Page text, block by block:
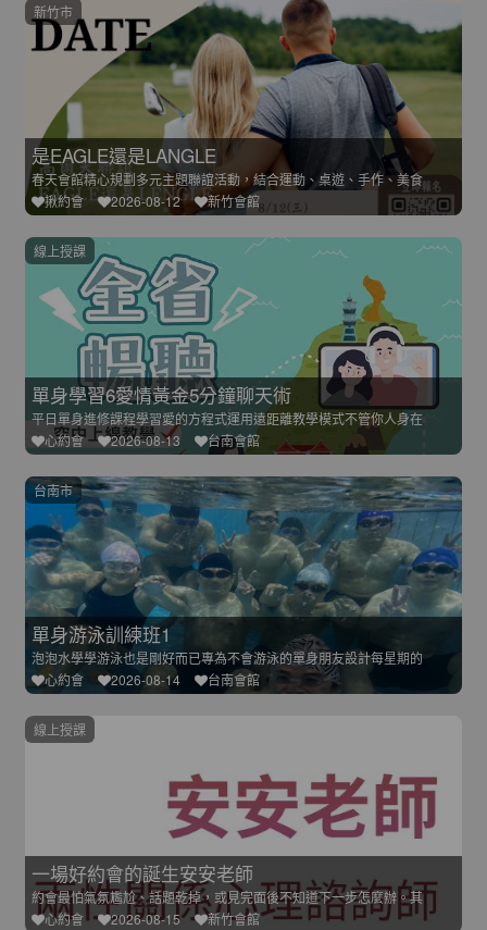
是EAGLE還是LANGLE
春天會館精心規劃多元主題聯誼活動，結合運動、桌遊、手作、美食
揪約會
2026-08-12 新竹會館
新竹市
單身學習6愛情黃金5分鐘聊天術
平日單身進修課程學習愛的方程式運用遠距離教學模式不管你人身在
心約會
2026-08-13 台南會館
線上授課
單身游泳訓練班1
泡泡水學學游泳也是剛好而已專為不會游泳的單身朋友設計每星期的
心約會
2026-08-14 台南會館
台南市
一場好約會的誕生安安老師
約會最怕氣氛尷尬、話題乾掉，或見完面後不知道下一步怎麼辦。其
心約會
2026-08-15 新竹會館
線上授課